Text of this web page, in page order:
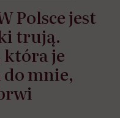
Polsce jest
trują.
która je
do mnie,